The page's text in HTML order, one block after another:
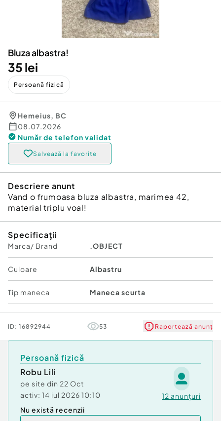
Animale de companie
Afaceri și echipamente profesionale
Inchiriere Bunuri si Vehicule
Utilaje agricole si industriale
Piese auto si accesorii
Bluza albastra!
35 lei
Persoană fizică
Hemeius, BC
08.07.2026
Număr de telefon validat
Salvează la favorite
Descriere anunt
Vand o frumoasa bluza albastra, marimea 42,
material triplu voal!
Specificații
Marca/ Brand .OBJECT
Culoare Albastru
Tip maneca Maneca scurta
ID: 16892944 53 Raportează anunț
Persoană fizică
Robu Lili
pe site din 22 Oct
activ: 14 iul 2026 10:10 12 anunțuri
Nu există recenzii